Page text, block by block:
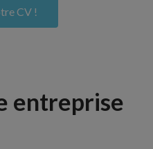
CV !
entreprise